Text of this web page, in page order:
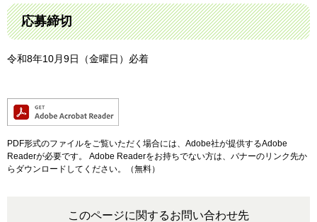
応募締切
令和8年10月9日（金曜日）必着
PDF形式のファイルをご覧いただく場合には、Adobe社が提供するAdobe
Readerが必要です。
Adobe Readerをお持ちでない方は、バナーのリンク先か
らダウンロードしてください。（無料）
このページに関するお問い合わせ先